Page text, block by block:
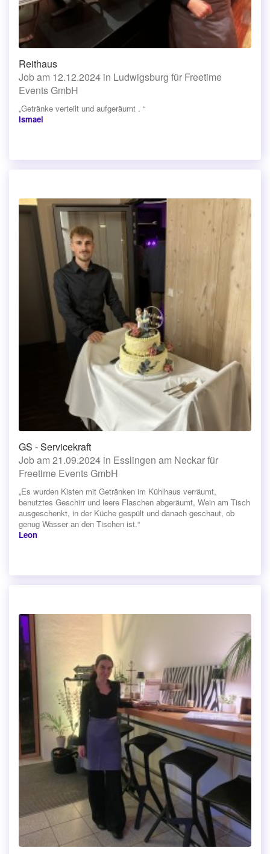
Reithaus
Job am 12.12.2024 in Ludwigsburg für Freetime
Events GmbH
„Getränke verteilt und aufgeräumt . “
Ismael
GS - Servicekraft
Job am 21.09.2024 in Esslingen am Neckar für
Freetime Events GmbH
„Es wurden Kisten mit Getränken im Kühlhaus verräumt,
benutztes Geschirr und leere Flaschen abgeräumt, Wein am Tisch
ausgeschenkt, in der Küche gespült und danach geschaut, ob
genug Wasser an den Tischen ist.“
Leon